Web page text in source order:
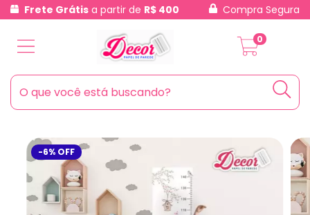
Frete Grátis a partir de R$ 400 Compra Segura
0
-6% OFF